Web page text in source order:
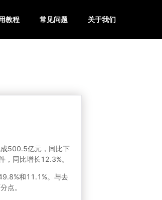
教程 常见问题 关于我们
500.5亿元，同比下
同比增长12.3%。
和11.1%。与去
点。